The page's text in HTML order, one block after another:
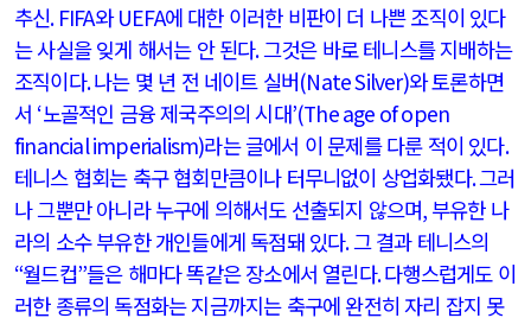
추신. FIFA와UEFA에 대한 이러한 비판이 더 나쁜 조직이 있다
는 사실을 잊게 해서는 안 된다.그것은 바로 테니스를 지배하는
조직이다.나는 몇 년 전 네이트 실버(Nate Silver)와 토론하면
서 ‘노골적인 금융 제국주의의 시대’(The age of open
financial imperialism)라는 글에서 이 문제를 다룬 적이 있다.
테니스 협회는 축구 협회만큼이나 터무니없이 상업화됐다.그러
나 그뿐만 아니라 누구에 의해서도 선출되지 않으며, 부유한 나
라의 소수 부유한 개인들에게 독점돼 있다.그 결과 테니스의
“월드컵”들은 해마다 똑같은 장소에서 열린다.다행스럽게도 이
러한 종류의 독점화는 지금까지는 축구에 완전히 자리 잡지 못